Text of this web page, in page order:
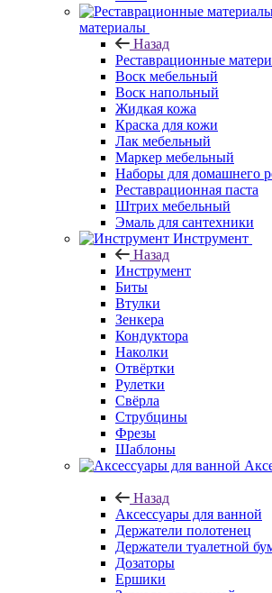
материалы
Назад
Реставрационные
Воск мебельный
Воск напольный
Жидкая кожа
Краска для кожи
Лак мебельный
Маркер мебельный
Наборы для домашнего
Реставрационная паста
Штрих мебельный
Эмаль для сантехники
Инструмент
Назад
Инструмент
Биты
Втулки
Зенкера
Кондуктора
Наколки
Отвёртки
Рулетки
Свёрла
Струбцины
Фрезы
Шаблоны
Назад
Аксессуары для ванной
Держатели полотенец
Держатели туалетной
Дозаторы
Ершики